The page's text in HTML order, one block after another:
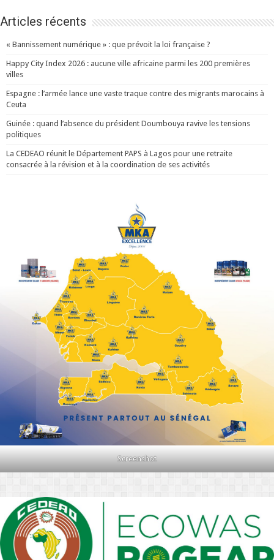
Articles récents
« Bannissement numérique » : que prévoit la loi française ?
Happy City Index 2026 : aucune ville africaine parmi les 200 premières
villes
Espagne : l’armée lance une vaste traque contre des migrants marocains à
Ceuta
Guinée : quand l’absence du président Doumbouya ravive les tensions
politiques
La CEDEAO réunit le Département PAPS à Lagos pour une retraite
consacrée à la révision et à la coordination de ses activités
Screenshot